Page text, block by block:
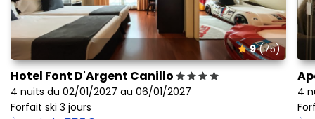
9(75)
Hotel Font D'Argent Canillo
4 nuits du 02/01/2027 au 06/01/2027
Forfait ski 3 jours
4